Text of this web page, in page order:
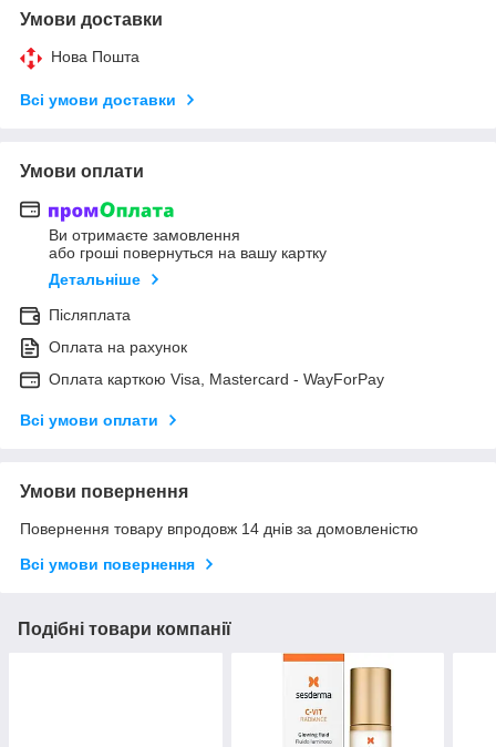
Умови доставки
Нова Пошта
Всі умови доставки
Умови оплати
Ви отримаєте замовлення
або гроші повернуться на вашу картку
Детальніше
Післяплата
Оплата на рахунок
Оплата карткою Visa, Mastercard - WayForPay
Всі умови оплати
Умови повернення
Повернення товару впродовж 14 днів за домовленістю
Всі умови повернення
Подібні товари компанії